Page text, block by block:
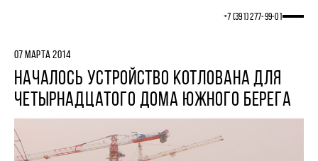
+7 (391) 277‒99‒01
07 МАРТА 2014
НАЧАЛОСЬ УСТРОЙСТВО КОТЛОВАНА ДЛЯ
ЧЕТЫРНАДЦАТОГО ДОМА ЮЖНОГО БЕРЕГА